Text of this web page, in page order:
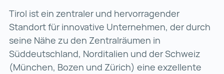
Tirol ist ein zentraler und hervorragender
Standort für innovative Unternehmen, der durch
seine Nähe zu den Zentralräumen in
Süddeutschland, Norditalien und der Schweiz
(München, Bozen und Zürich) eine exzellente